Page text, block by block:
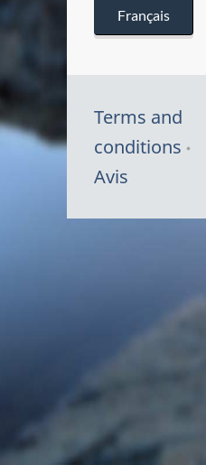
Français
Terms and
conditions
Avis